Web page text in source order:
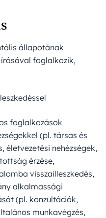
állapotának
foglalkozik,
foglalkozások
(pl. társas és
életvezetési nehézségek,
érzése,
visszailleszkedés,
alkalmassági
(pl. konzultációk,
munkavégzés,